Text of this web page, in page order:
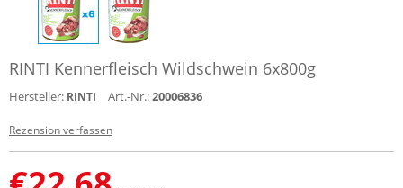
RINTI Kennerfleisch Wildschwein 6x800g
Hersteller: RINTI Art.-Nr.:20006836
Rezension verfassen